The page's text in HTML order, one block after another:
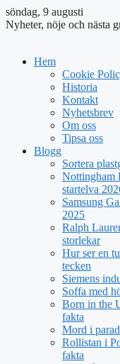
söndag, 9 augusti
Nyheter, nöje och nästa
Hem
Cookie
Historia
Kontakt
Nyhetsbrev
Om oss
Tipsa oss
Blogg
Sortera
Nottingham
startelva
Samsung
2025
Ralph
storlekar
Hur ser en
tecken
Siemens
Soffa med
Born in the
fakta
Mord i
Rollistan i
fakta